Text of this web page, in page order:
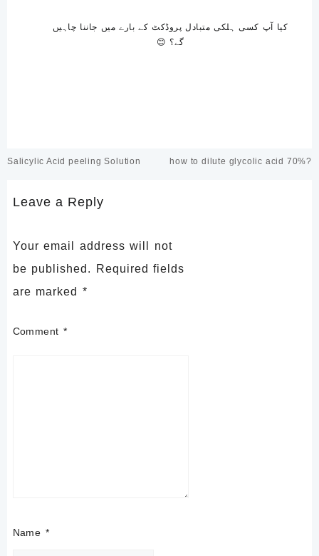
کیا آپ کسی ہلکی متبادل پروڈکٹ کے بارے میں جاننا چاہیں
گے؟ 😊
Post
Salicylic Acid peeling Solution how to dilute glycolic acid 70%?
Leave a Reply
Your email address will not
be published.
Required fields
are marked *
Comment *
Name *